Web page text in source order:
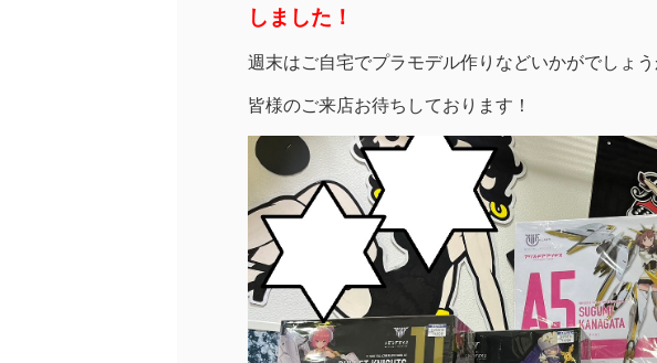
しました！
週末はご自宅でプラモデル作りなどいかがでしょう
皆様のご来店お待ちしております！